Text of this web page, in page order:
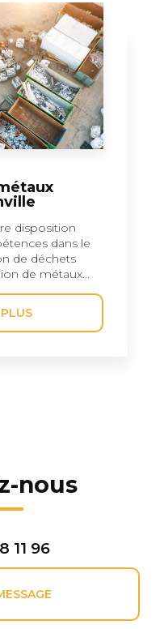
disposition
dans le
de déchets
de métaux...
nous
11 96